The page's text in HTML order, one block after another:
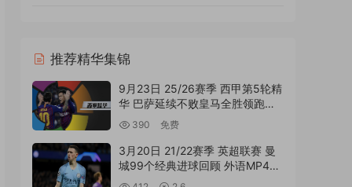
推荐精华集锦
9月23日 25/26赛季 西甲第5轮精
华 巴萨延续不败皇马全胜领跑积
分榜 国语MP4精华集锦
390 免费
3月20日 21/22赛季 英超联赛 曼
城99个经典进球回顾 外语MP4高
清精华集锦